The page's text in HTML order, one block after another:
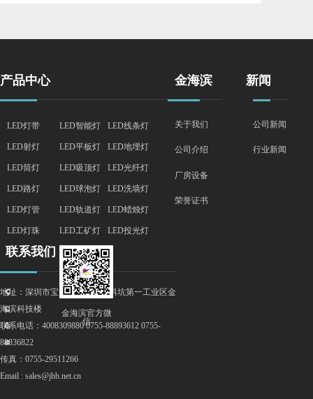
公司新闻
行业新闻
关于我们
公司介绍
厂房设备
荣誉证书
产品中心 金海滨 新闻
联系我们
地址：深圳市宝安区石岩街道料坑第一工业区金
海滨科技楼
联系电话：4008309880 0755-88893612 0755-
88836822
传真：0755-29511266
Email : sales@jhb.net.cn
끇
뀰
넔
낂
金海滨官方微
信
LED灯带
LED射灯
LED筒灯
LED路灯
LED灯管
LED灯珠
LED智能灯
LED平板灯
LED吸顶灯
LED球泡灯
LED轨道灯
LED工矿灯
LED线条灯
LED地埋灯
LED光纤灯
LED洗墙灯
LED蜡烛灯
LED投光灯